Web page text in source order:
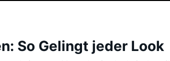
So Gelingt jeder Look